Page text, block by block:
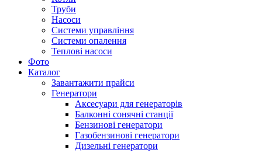
Труби
Насоси
Системи управління
Системи опалення
Теплові насоси
Фото
Каталог
Завантажити прайси
Генератори
Аксесуари для генераторів
Балконні сонячні станції
Бензинові генератори
Газобензинові генератори
Дизельні генератори